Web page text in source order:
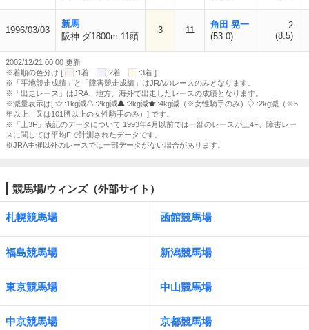
1996/03/03
新馬
阪神 ダ1800m 11頭
3 11
角田 晃一
(53.0)
2
(8.5)
2002/12/21 00:00 更新
※着順の色分け [
:1着 :2着
:3着 ]
※「平地競走成績」と「障害競走成績」はJRAのレースのみとなります。
※「出走レース」はJRA、地方、海外で出走したレースの成績となります。
※減量表示は[
:1kg減 :2kg減 :3kg減 :4kg減（※女性騎手のみ）
:2kg減（※5
年以上、又は101勝以上の女性騎手のみ）] です。
※「上3F」表記のデータについて 1993年4月以前では一部のレースが上4F、障害レー
スに関しては平均Fで計測されたデータです。
※JRA主催以外のレースでは一部データがない場合があります。
競馬場/ウィンズ（外部サイト）
札幌競馬場 函館競馬場
福島競馬場 新潟競馬場
東京競馬場 中山競馬場
中京競馬場 京都競馬場